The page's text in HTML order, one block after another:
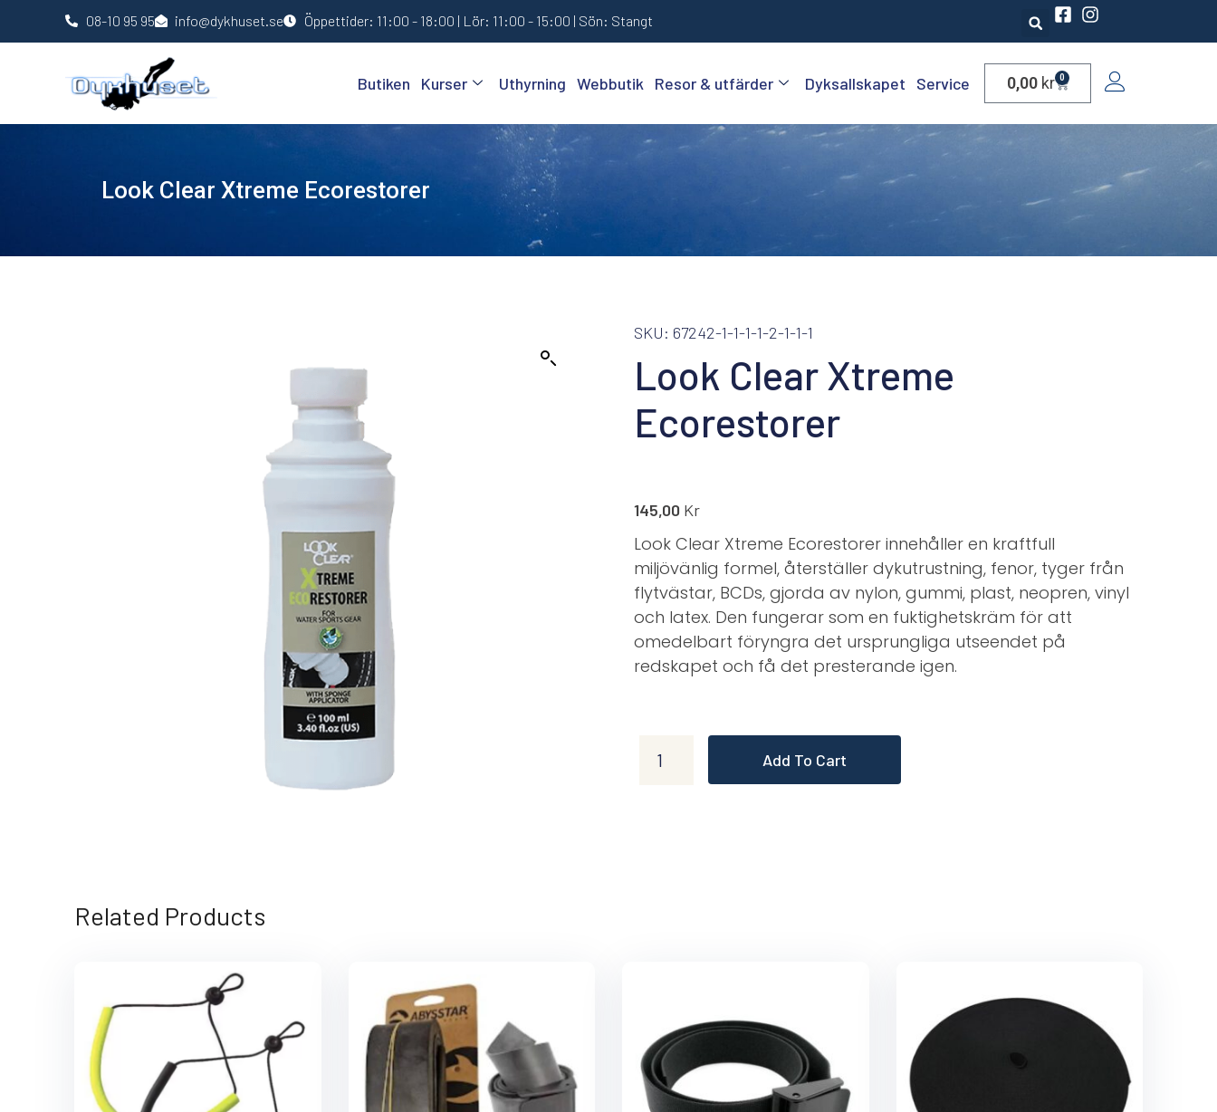
08-10 95 95 info@dykhuset.se Öppettider: 11:00 - 18:00 | Lör: 11:00 - 15:00 | Sön: Stangt
Butiken Kurser Uthyrning Webbutik Resor & utfärder Dyksallskapet Service 0,00 kr 0
Look Clear Xtreme Ecorestorer
SKU: 67242-1-1-1-1-2-1-1-1
Look Clear Xtreme
Ecorestorer
145,00 Kr
Look Clear Xtreme Ecorestorer innehåller en kraftfull
miljövänlig formel, återställer dykutrustning, fenor, tyger från
flytvästar, BCDs, gjorda av nylon, gummi, plast, neopren, vinyl
och latex. Den fungerar som en fuktighetskräm för att
omedelbart föryngra det ursprungliga utseendet på
redskapet och få det presterande igen.
Add To Cart
Related Products